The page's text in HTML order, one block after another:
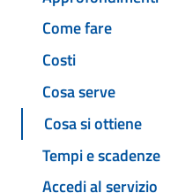
Come fare
Costi
Cosa serve
Cosa si ottiene
Tempi e scadenze
Accedi al servizio